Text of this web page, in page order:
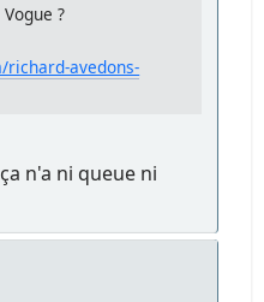
?
avedons-
n'a ni queue ni